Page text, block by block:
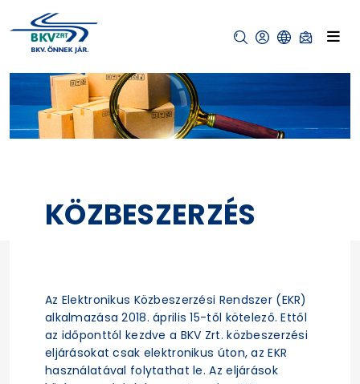
KÖZBESZERZÉS
Az Elektronikus Közbeszerzési Rendszer (EKR)
alkalmazása 2018. április 15-től kötelező. Ettől
az időponttól kezdve a BKV Zrt. közbeszerzési
eljárásokat csak elektronikus úton, az EKR
használatával folytathat le. Az eljárások